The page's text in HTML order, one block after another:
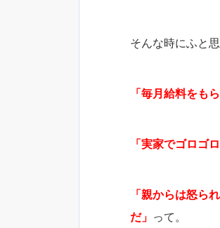
そんな時にふと思
「毎月給料をも
「実家でゴロゴ
「親からは怒ら
だ」 って。